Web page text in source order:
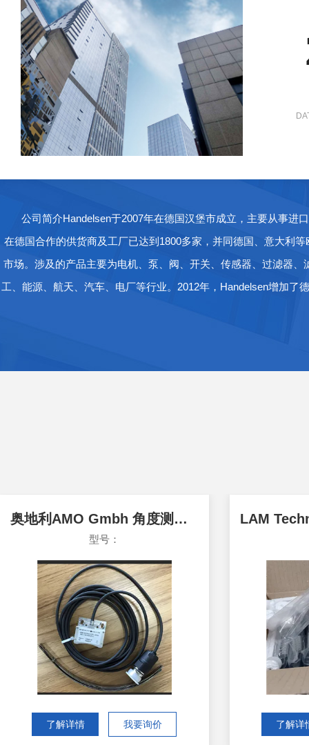
公司简介Handelsen于2007年在德国汉堡市成立，主要从事进
在德国合作的供货商及工厂已达到1800多家，并同德国、意大利
市场。涉及的产品主要为电机、泵、阀、开关、传感器、过滤器
工、能源、航天、汽车、电厂等行业。2012年，Handelsen增加
奥地利AMO Gmbh 角度测量编码器WMK 1010
型号：
了解详情 我要询价 了解详